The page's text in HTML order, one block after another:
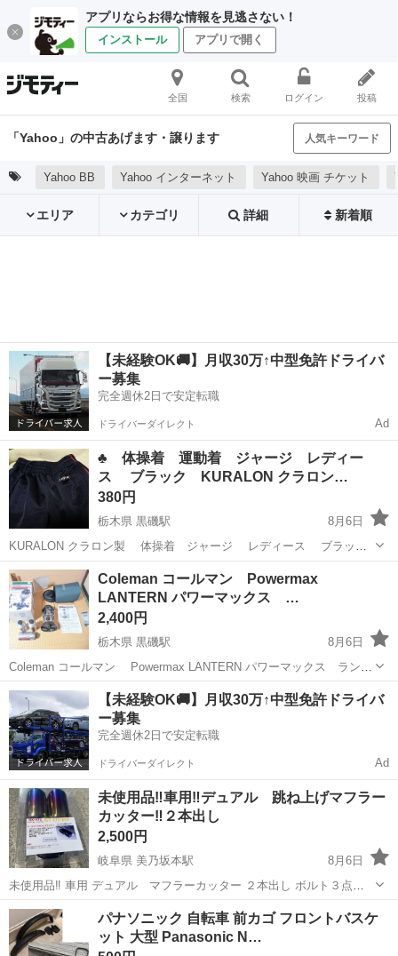
アプリならお得な情報を見逃さない！
インストール アプリで開く
全国 検索 ログイン 投稿
「Yahoo」の中古あげます・譲ります 人気キーワード
Yahoo BB Yahoo インターネット Yahoo 映画 チケット
エリア カテゴリ 詳細 新着順
【未経験OK🚚】月収30万↑中型免許ドライバ
ー募集
完全週休2日で安定転職
ドライバーダイレクト Ad
♣ 体操着 運動着 ジャージ レディー
ス ブラック KURALON クラロン…
380円
栃木県 黒磯駅
8月6日
KURALON クラロン製 体操着 ジャージ レディース ブラッ
ク 赤1本線 サイズ: L 部屋着 部活動 作業着等にも 家族が着ないの
で出品します 新品では無いので...
栃木 那須郡
Coleman コールマン Powermax
LANTERN パワーマックス …
2,400円
栃木県 黒磯駅
8月6日
Coleman コールマン Powermax LANTERN パワーマックス ランタ
ン ガスカートリッジ3本（1本は空です） 頂き物で動作未確認です
動作保証出来ません 取りに来てくれる...
栃木 那須郡 黒磯駅 その他 Powermax
【未経験OK🚚】月収30万↑中型免許ドライバ
ー募集
完全週休2日で安定転職
ドライバーダイレクト Ad
未使用品‼️車用‼️デュアル 跳ね上げマフラー
カッター‼️２本出し
2,500円
岐阜県 美乃坂本駅
8月6日
未使用品‼️ 車用 デュアル マフラーカッター ２本出し ボルト３点で
締めるだけで簡単に取り付けが可能ですー‼️ 間違いで2個買ってしまっ
て余ってるので 欲しい方どうぞー‼️ BX-471 マフラーカッターチタン
Wハネ...
岐阜 中津川市 美乃坂本駅 アクセサリー カッター
パナソニック 自転車 前カゴ フロントバスケ
ット 大型 Panasonic N…